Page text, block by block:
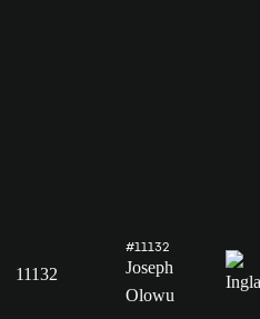
11132
#11132
Joseph
Olowu